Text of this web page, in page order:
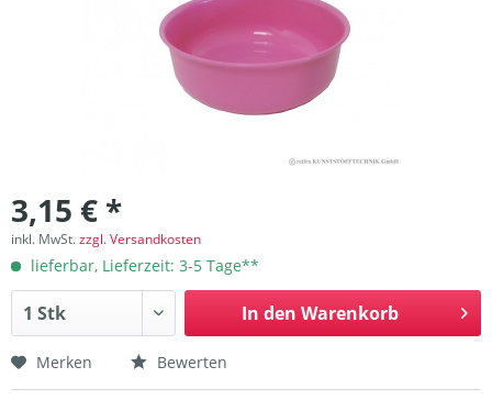
3,15 € *
inkl. MwSt.zzgl. Versandkosten
lieferbar, Lieferzeit: 3-5 Tage**
In den Warenkorb
Merken Bewerten